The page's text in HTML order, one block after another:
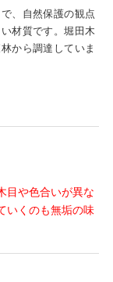
、自然保護の観点
材質です。堀田木
から調達していま
目や色合いが異な
いくのも無垢の味